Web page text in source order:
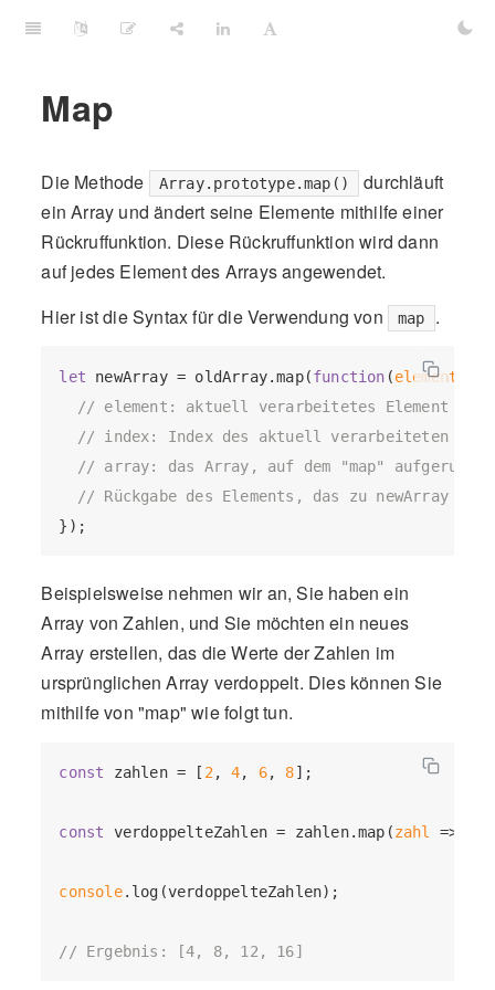
Map
Die Methode Array.prototype.map()
durchläuft
ein Array und ändert seine Elemente mithilfe einer
Rückruffunktion. Diese Rückruffunktion wird dann
auf jedes Element des Arrays angewendet.
Hier ist die Syntax für die Verwendung von
map .
let newArray = oldArray.map(function (element,
// element: aktuell verarbeitetes Element im
// index: Index des aktuell verarbeiteten
// array: das Array, auf dem "map" aufgerufen
// Rückgabe des Elements, das zu newArray
Beispielsweise nehmen wir an, Sie haben ein
Array von Zahlen, und Sie möchten ein neues
Array erstellen, das die Werte der Zahlen im
ursprünglichen Array verdoppelt. Dies können Sie
mithilfe von "map" wie folgt tun.
const zahlen = [ 2 , 4, 6, 8];
const verdoppelteZahlen = zahlen.map(zahl =>
console.log(verdoppelteZahlen);
// Ergebnis: [4, 8, 12, 16]